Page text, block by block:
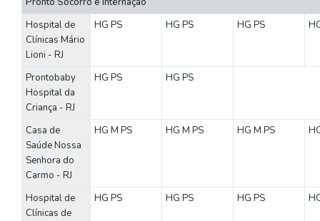
Hospital de
Clínicas Mário
Lioni - RJ
HG PS HG PS HG PS
Prontobaby
Hospital da
Criança - RJ
HG PS HG PS
Casa de
Saúde Nossa
Senhora do
Carmo - RJ
HG M PS HG M PS HG M PS
Hospital de
Clínicas de
HG PS HG PS HG PS